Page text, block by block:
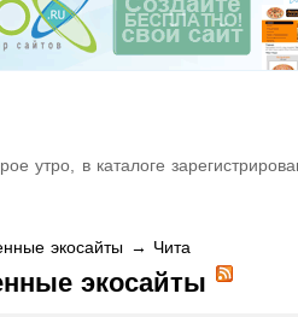
утро, в каталоге
экосайты → Чита
экосайты